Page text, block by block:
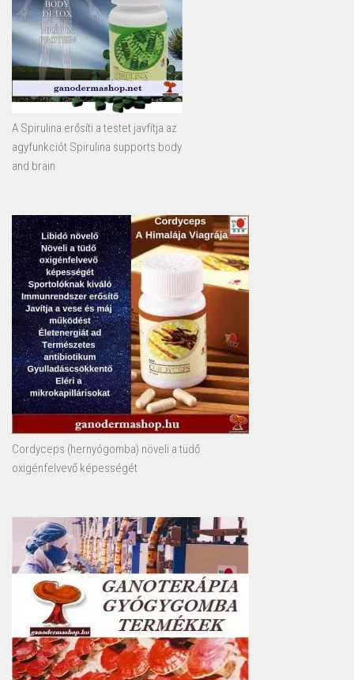
A Spirulina erősíti a testet javfítja az
agyfunkciót Spirulina supports body
and brain
Cordyceps (hernyógomba) növeli a tüdő
oxigénfelvevő képességét